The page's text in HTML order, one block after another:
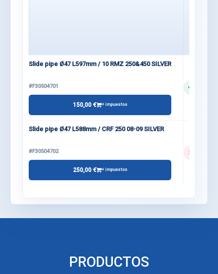
Slide pipe Ø47 L597mm / 10 RMZ 250&450 SILVER
#F30504701
150,00 € + impuestos
Slide pipe Ø47 L588mm / CRF 250 08-09 SILVER
#F30504702
250,00 € + impuestos
PRODUCTOS